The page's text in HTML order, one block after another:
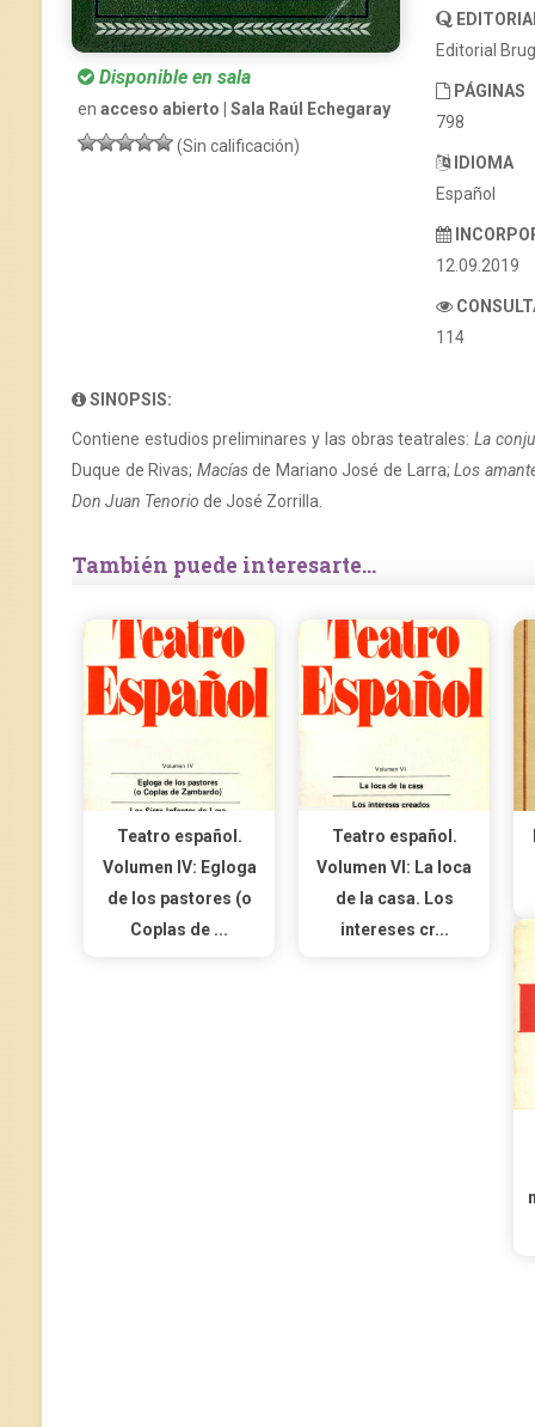
Disponible en sala
en acceso abierto | Sala Raúl Echegaray
(Sin calificación)
Editorial
PÁGINAS
798
IDIOMA
Español
12.09.2019
114
SINOPSIS:
Contiene estudios preliminares y las obras teatrales:La
Duque de Rivas; Macíasde Mariano José de Larra;Los
Don Juan Tenorio de José Zorrilla.
También puede interesarte...
Teatro español.
Volumen IV: Egloga
de los pastores (o
Coplas de ...
Teatro español.
Volumen VI: La loca
de la casa. Los
intereses cr...